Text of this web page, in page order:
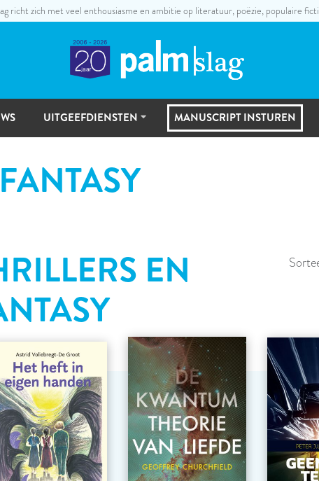
richt zich met veel enthousiasme en ambitie op literatuur, poëzie, populaire
UITGEEFDIENSTEN
MANUSCRIPTSELECTIE
MANUSCRIPT INSTUREN
EN